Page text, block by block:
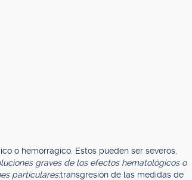
o hemorrágico. Estos pueden ser severos,
graves de los efectos hematológicos o
particulares:transgresión de las medidas de